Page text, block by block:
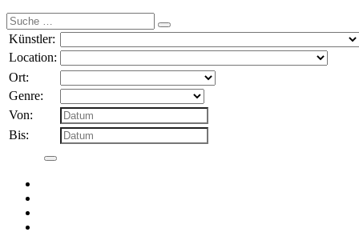
Suche
nach:
Künstler:
Location:
Ort:
Genre:
Von:
Bis: